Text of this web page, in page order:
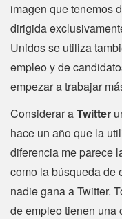
imagen que tenemos
dirigida
Unidos se utiliza
empleo y de
empezar a trabajar
Considerar aTwitter
hace un año que la
diferencia me parece
como la búsqueda de
nadie gana a Twitter.
de empleo tienen una